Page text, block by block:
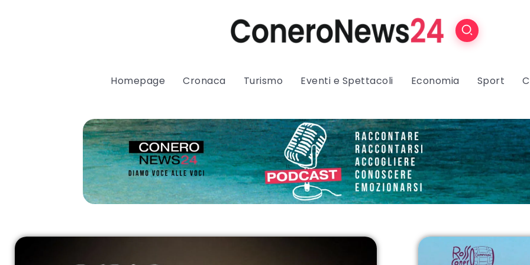
Homepage Cronaca Turismo Eventi e Spettacoli Economia Sport